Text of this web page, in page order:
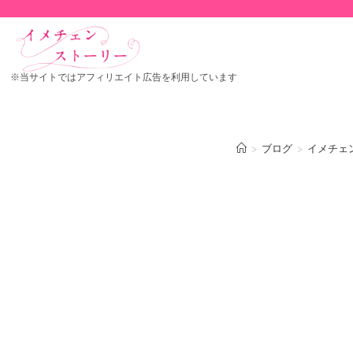
※当サイトではアフィリエイト広告を利用しています
> ブログ > イメチェ